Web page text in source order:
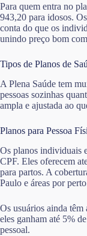
Para quem entra no
943,20 para idosos. Os
conta do que os
unindo preço bom
Tipos de Planos de
A Plena Saúde tem
pessoas sozinhas
ampla e ajustada ao
Planos para Pessoa
Os planos individuais
CPF. Eles oferecem
para partos. A
Paulo e áreas por
Os usuários ainda têm
eles ganham até 5%
pessoal.